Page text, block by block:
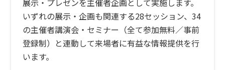
いずれの展示・企画も関連する28セッション、34
の主催者講演会・セミナー（全て参加無料／事前
登録制）と連動して来場者に有益な情報提供を行
います。